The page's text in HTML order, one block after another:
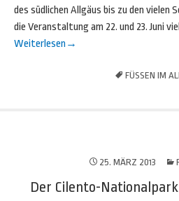
des südlichen Allgäus bis zu den vielen
die Veranstaltung am 22. und 23. Juni
Weiterlesen →
FÜSSEN IM
25. MÄRZ 2013
Der Cilento-